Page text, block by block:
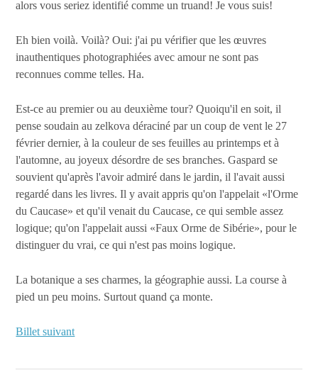
alors vous seriez identifié comme un truand! Je vous suis!
Eh bien voilà. Voilà? Oui: j'ai pu vérifier que les œuvres
inauthentiques photographiées avec amour ne sont pas
reconnues comme telles. Ha.
Est-ce au premier ou au deuxième tour? Quoiqu'il en soit, il
pense soudain au zelkova déraciné par un coup de vent le 27
février dernier, à la couleur de ses feuilles au printemps et à
l'automne, au joyeux désordre de ses branches. Gaspard se
souvient qu'après l'avoir admiré dans le jardin, il l'avait aussi
regardé dans les livres. Il y avait appris qu'on l'appelait «l'Orme
du Caucase» et qu'il venait du Caucase, ce qui semble assez
logique; qu'on l'appelait aussi «Faux Orme de Sibérie», pour le
distinguer du vrai, ce qui n'est pas moins logique.
La botanique a ses charmes, la géographie aussi. La course à
pied un peu moins. Surtout quand ça monte.
Billet suivant